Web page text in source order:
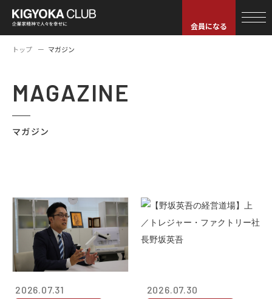
会員になる
トップ マガジン
MAGAZINE
マガジン
2026.07.31 2026.07.30